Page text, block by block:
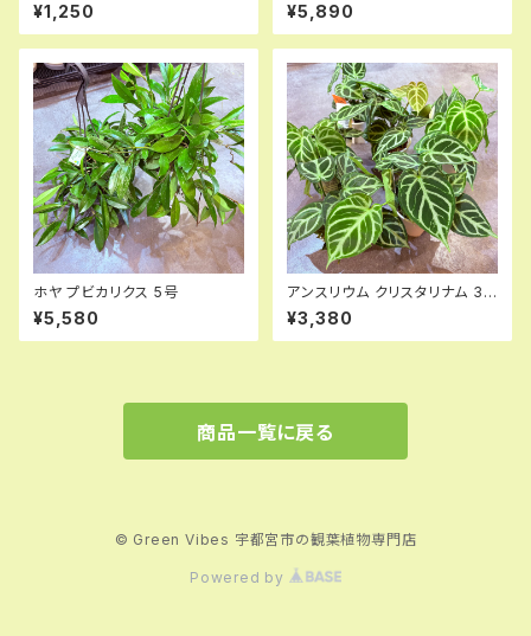
¥1,250 ¥5,890
ホヤ プビカリクス 5号
¥5,580
アンスリウム クリスタリナム 3.5
号
¥3,380
商品一覧に戻る
© Green Vibes 宇都宮市の観葉植物専門店
Powered by